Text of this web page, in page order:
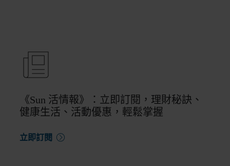
《Sun 活情報》：立即訂閱，理財秘訣、
健康生活、活動優惠，輕鬆掌握
立即訂閱